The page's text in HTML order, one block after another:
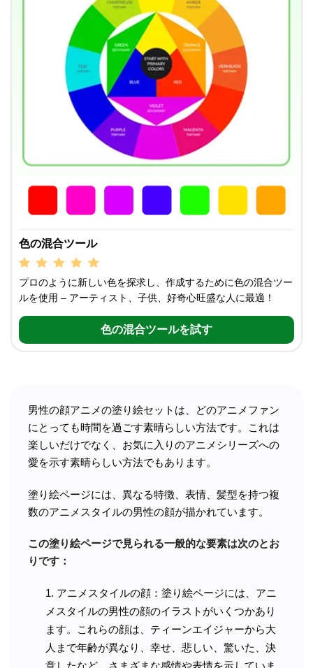
色の混合ツール
プロのように新しい色を探求し、作成するために色の混合ツー
ルを使用 – アーティスト、子供、好奇心旺盛な人に最適！
色の混合ツールを試す
男性の顔アニメの塗り絵セットは、どのアニメファン
にとっても時間を過ごす素晴らしい方法です。これは
楽しいだけでなく、お気に入りのアニメシリーズへの
愛を示す素晴らしい方法でもあります。
塗り絵ページには、異なる特徴、表情、髪型を持つ複
数のアニメスタイルの男性の顔が描かれています。
この塗り絵ページで見られる一般的な要素は次のとお
りです：
アニメスタイルの顔：塗り絵ページには、アニ
メスタイルの男性の顔のイラストがいくつかあり
ます。これらの顔は、ティーンエイジャーから大
人まで年齢が異なり、幸せ、悲しい、驚いた、決
意したなど、さまざまな感情や表情を示していま